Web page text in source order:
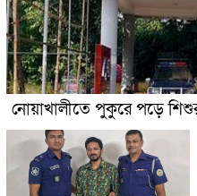
নোয়াখালীতে পুকুরে পড়ে